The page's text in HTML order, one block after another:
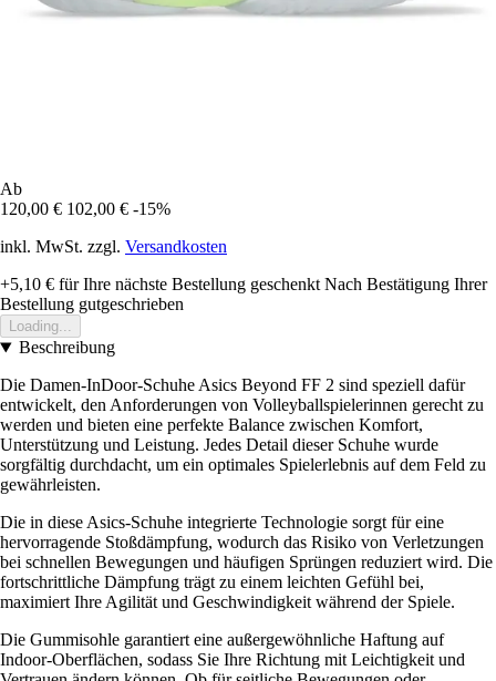
Ab
120,00 € 102,00 € -15%
inkl. MwSt. zzgl. Versandkosten
+5,10 € für Ihre nächste Bestellung geschenkt Nach Bestätigung Ihrer
Bestellung gutgeschrieben
Loading...
Beschreibung
Die Damen-InDoor-Schuhe Asics Beyond FF 2 sind speziell dafür
entwickelt, den Anforderungen von Volleyballspielerinnen gerecht zu
werden und bieten eine perfekte Balance zwischen Komfort,
Unterstützung und Leistung. Jedes Detail dieser Schuhe wurde
sorgfältig durchdacht, um ein optimales Spielerlebnis auf dem Feld zu
gewährleisten.
Die in diese Asics-Schuhe integrierte Technologie sorgt für eine
hervorragende Stoßdämpfung, wodurch das Risiko von Verletzungen
bei schnellen Bewegungen und häufigen Sprüngen reduziert wird. Die
fortschrittliche Dämpfung trägt zu einem leichten Gefühl bei,
maximiert Ihre Agilität und Geschwindigkeit während der Spiele.
Die Gummisohle garantiert eine außergewöhnliche Haftung auf
Indoor-Oberflächen, sodass Sie Ihre Richtung mit Leichtigkeit und